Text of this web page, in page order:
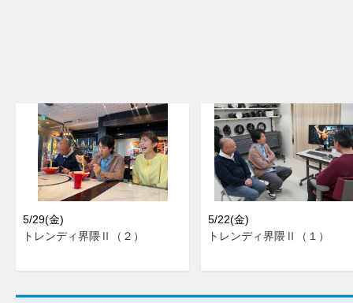
5/29(金)
トレンディ界隈Ⅱ（２）
5/22(金)
トレンディ界隈Ⅱ（１）